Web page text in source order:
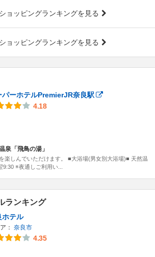
ョッピングランキングを見る
ョッピングランキングを見る
パーホテルPremierJR奈良駅
4.18
泉「飛鳥の湯」
楽しんでいただけます。 ■大浴場(男女別大浴場)■ 天然温
※夜通しご利用い...
ランキング
ホテル
： 奈良市
4.35